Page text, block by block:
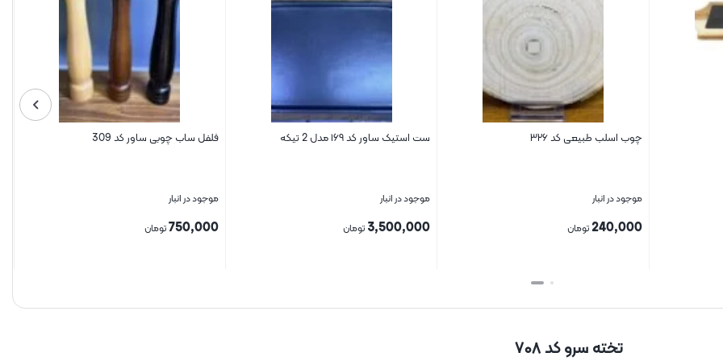
چوب اسلب طبیعی کد ۳۲۶
موجود در انبار
240,000 تومان
ست استیک ساور کد ۱۶۹ مدل 2 تیکه
موجود در انبار
3,500,000 تومان
فلفل ساب چوبی ساور کد 309
موجود در انبار
750,000تومان
تخته سرو کد ۷۰۸